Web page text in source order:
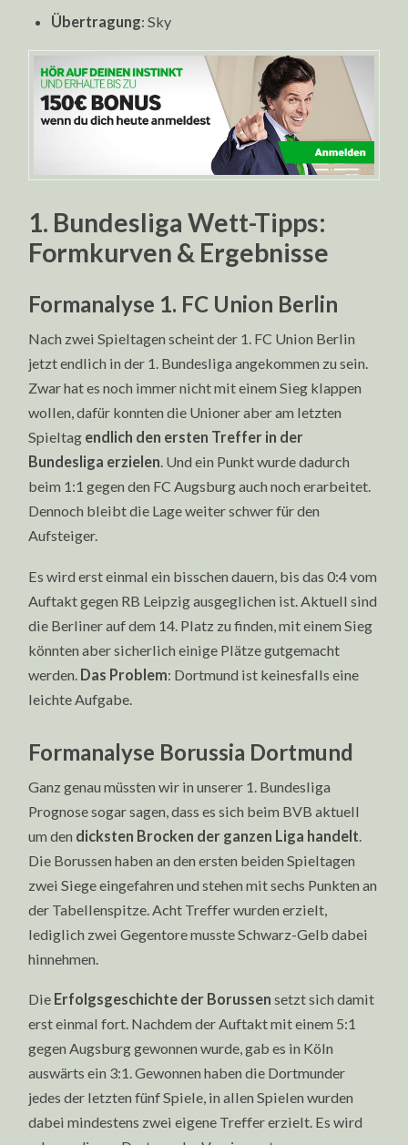
Übertragung: Sky
1. Bundesliga Wett-Tipps:
Formkurven & Ergebnisse
Formanalyse 1. FC Union Berlin
Nach zwei Spieltagen scheint der 1. FC Union Berlin
jetzt endlich in der 1. Bundesliga angekommen zu sein.
Zwar hat es noch immer nicht mit einem Sieg klappen
wollen, dafür konnten die Unioner aber am letzten
Spieltag endlich den ersten Treffer in der
Bundesliga erzielen. Und ein Punkt wurde dadurch
beim 1:1 gegen den FC Augsburg auch noch erarbeitet.
Dennoch bleibt die Lage weiter schwer für den
Aufsteiger.
Es wird erst einmal ein bisschen dauern, bis das 0:4 vom
Auftakt gegen RB Leipzig ausgeglichen ist. Aktuell sind
die Berliner auf dem 14. Platz zu finden, mit einem Sieg
könnten aber sicherlich einige Plätze gutgemacht
werden. Das Problem: Dortmund ist keinesfalls eine
leichte Aufgabe.
Formanalyse Borussia Dortmund
Ganz genau müssten wir in unserer 1. Bundesliga
Prognose sogar sagen, dass es sich beim BVB aktuell
um den dicksten Brocken der ganzen Liga handelt
Die Borussen haben an den ersten beiden Spieltagen
zwei Siege eingefahren und stehen mit sechs Punkten an
der Tabellenspitze. Acht Treffer wurden erzielt,
lediglich zwei Gegentore musste Schwarz-Gelb dabei
hinnehmen.
Die Erfolgsgeschichte der Borussen setzt sich damit
erst einmal fort. Nachdem der Auftakt mit einem 5:1
gegen Augsburg gewonnen wurde, gab es in Köln
auswärts ein 3:1. Gewonnen haben die Dortmunder
jedes der letzten fünf Spiele, in allen Spielen wurden
dabei mindestens zwei eigene Treffer erzielt. Es wird